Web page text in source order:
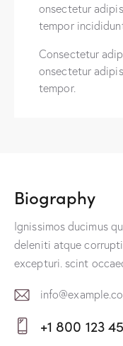
onsectetur
tempor
Consectetur
onsectetur
tempor.
Biography
Ignissimos ducimus
deleniti atque
excepturi. scint
E-
m
+1 800 123